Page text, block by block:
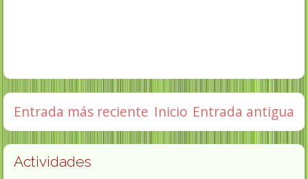
Entrada más reciente Entrada antigua
Inicio
Actividades